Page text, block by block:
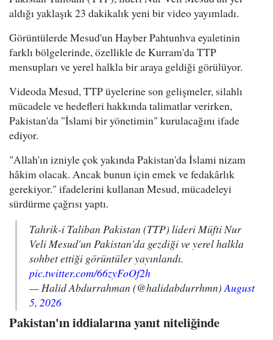
aldığı yaklaşık 23 dakikalık yeni bir video yayımladı.
Görüntülerde Mesud'un Hayber Pahtunhva eyaletinin
farklı bölgelerinde, özellikle de Kurram'da TTP
mensupları ve yerel halkla bir araya geldiği görülüyor.
Videoda Mesud, TTP üyelerine son gelişmeler, silahlı
mücadele ve hedefleri hakkında talimatlar verirken,
Pakistan'da "İslami bir yönetimin" kurulacağını ifade
ediyor.
"Allah'ın izniyle çok yakında Pakistan'da İslami nizam
hâkim olacak. Ancak bunun için emek ve fedakârlık
gerekiyor." ifadelerini kullanan Mesud, mücadeleyi
sürdürme çağrısı yaptı.
Tahrik-i Taliban Pakistan (TTP) lideri Müfti Nur
Veli Mesud'un Pakistan'da gezdiği ve yerel halkla
sohbet ettiği görüntüler yayınlandı.
pic.twitter.com/66zyFoOf2h
— Halid Abdurrahman (@halidabdurrhmn)August
5, 2026
Pakistan'ın iddialarına yanıt niteliğinde